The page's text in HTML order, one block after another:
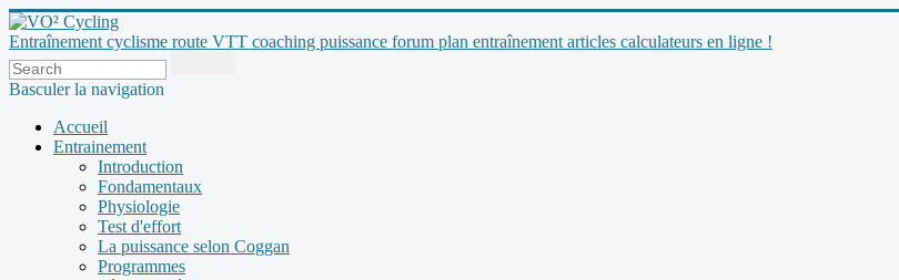
Entraînement cyclisme route VTT coaching puissance forum plan entraînement articles calculateurs en ligne !
Basculer la navigation
Accueil
Entrainement
Introduction
Fondamentaux
Physiologie
Test d'effort
La puissance selon Coggan
Programmes